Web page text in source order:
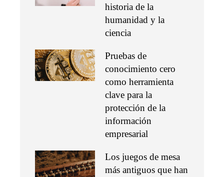
historia de la
humanidad y la
ciencia
Pruebas de
conocimiento cero
como herramienta
clave para la
protección de la
información
empresarial
Los juegos de mesa
más antiguos que han